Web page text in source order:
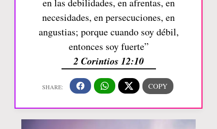
necesidades, en persecuciones, en
angustias; porque cuando soy débil,
entonces soy fuerte”
2 Corintios 12:10